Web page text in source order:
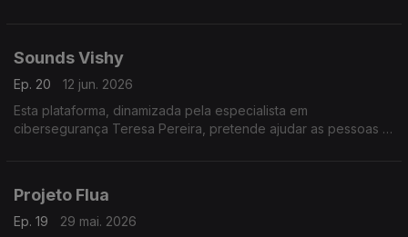
Sounds Vishy
Ep. 20
12 jun. 2026
Esta plataforma, dinamizada pela especialista em
cibersegurança Teresa Pereira, pretende ajudar as pessoas a
Projeto Flua
Ep. 19
29 mai. 2026